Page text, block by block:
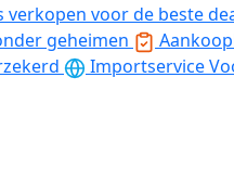
verkopen voor de beste
geheimen
Importservice